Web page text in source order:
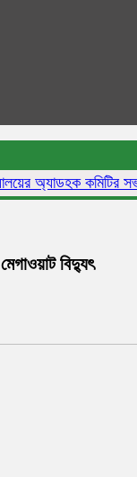
কমিটির
বিদ্যুৎ